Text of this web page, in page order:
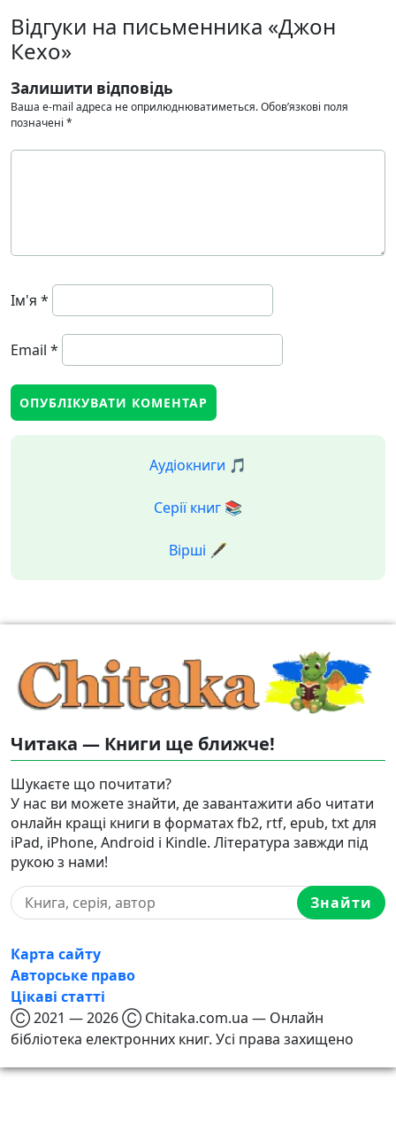
Відгуки на письменника «Джон
Кехо»
Залишити відповідь
Ваша e-mail адреса не оприлюднюватиметься.Обов’язкові поля
позначені *
Ім'я *
Email *
Аудіокниги 🎵
Серії книг 📚
Вірші 🖋️
Читака — Книги ще ближче!
Шукаєте що почитати?
У нас ви можете знайти, де завантажити або читати
онлайн кращі книги в форматах fb2, rtf, epub, txt для
iPad, iPhone, Android і Kindle. Література завжди під
рукою з нами!
Знайти
Карта сайту
Авторське право
Цікаві статті
Ⓒ 2021 — 2026 Ⓒ Chitaka.com.ua — Онлайн
бібліотека електронних книг. Усі права захищено